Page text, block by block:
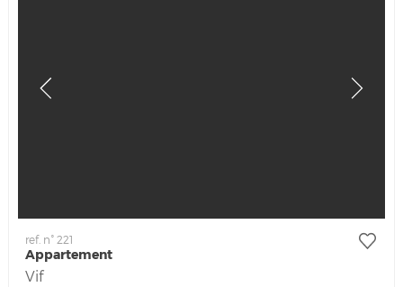
ref. n° 221
Appartement
Vif